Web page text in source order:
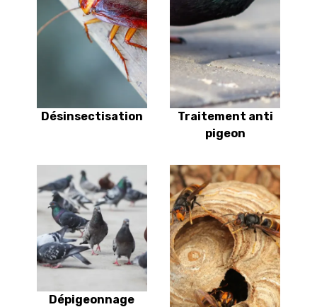
Désinsectisation
Traitement anti
pigeon
Dépigeonnage